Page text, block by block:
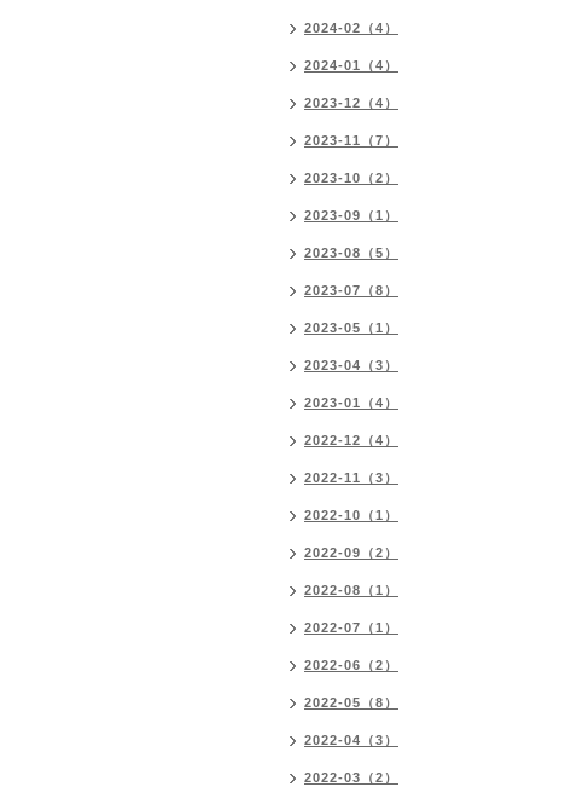
2024-02（4）
2024-01（4）
2023-12（4）
2023-11（7）
2023-10（2）
2023-09（1）
2023-08（5）
2023-07（8）
2023-05（1）
2023-04（3）
2023-01（4）
2022-12（4）
2022-11（3）
2022-10（1）
2022-09（2）
2022-08（1）
2022-07（1）
2022-06（2）
2022-05（8）
2022-04（3）
2022-03（2）